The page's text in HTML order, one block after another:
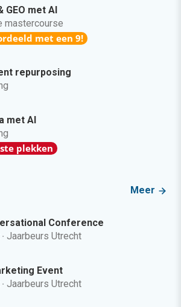
GEO met AI
mastercourse
met een 9!
repurposing
met AI
plekken
Meer
Conference
· Jaarbeurs Utrecht
Event
· Jaarbeurs Utrecht